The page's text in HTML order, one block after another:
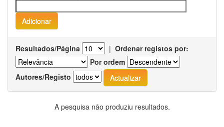
Resultados/Página | Ordenar registos por:
Por ordem
Autores/Registo
A pesquisa não produziu resultados.